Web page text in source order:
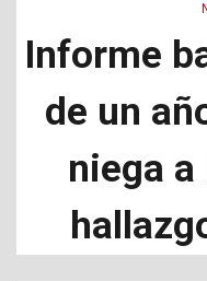
Informe
de un
niega